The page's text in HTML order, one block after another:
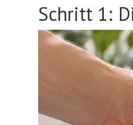
Schritt 1: